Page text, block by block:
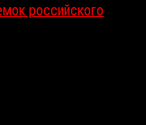
российского